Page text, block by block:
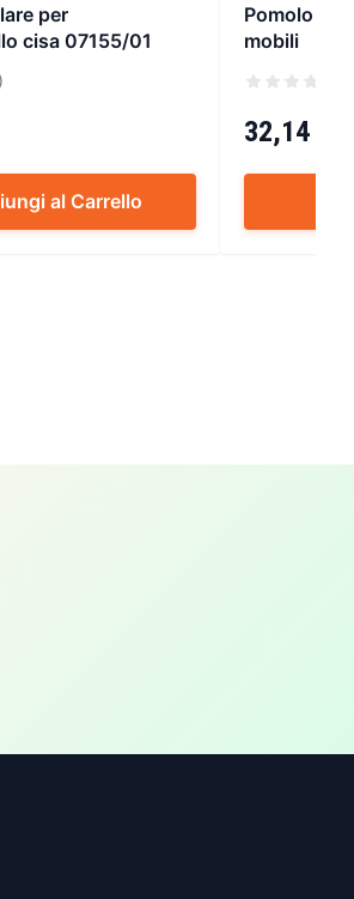
per
cisa 07155/01
al Carrello
Pomolo
mobili
32,14 €